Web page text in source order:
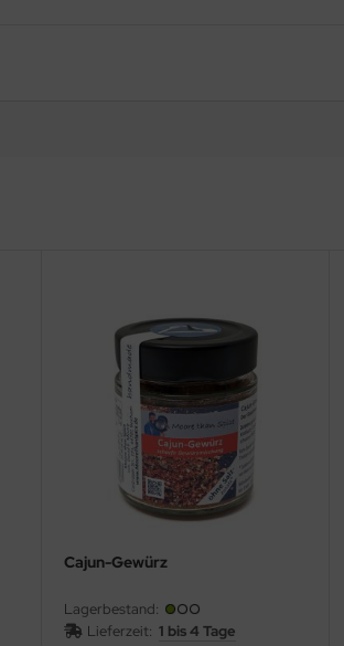
Cajun-Gewürz
Lagerbestand:
Lieferzeit:1 bis 4 Tage